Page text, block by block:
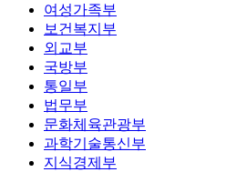
여성가족부
보건복지부
외교부
국방부
통일부
법무부
문화체육관광부
과학기술통신부
지식경제부